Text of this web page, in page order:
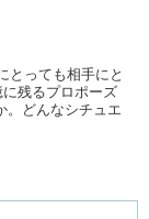
とっても相手にと
残るプロポーズ
。どんなシチュエ